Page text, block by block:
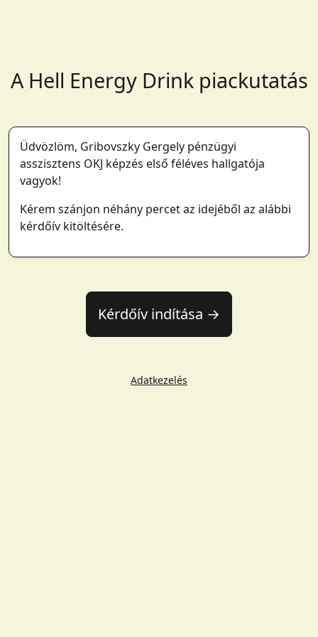
A Hell Energy Drink piackutatás
Üdvözlöm, Gribovszky Gergely pénzügyi
asszisztens OKJ képzés első féléves hallgatója
vagyok!
Kérem szánjon néhány percet az idejéből az alábbi
kérdőív kitöltésére.
Kérdőív indítása →
Adatkezelés